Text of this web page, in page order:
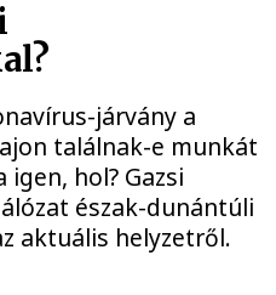
járvány a
találnak-e munkát
hol? Gazsi
észak-dunántúli
aktuális helyzetről.